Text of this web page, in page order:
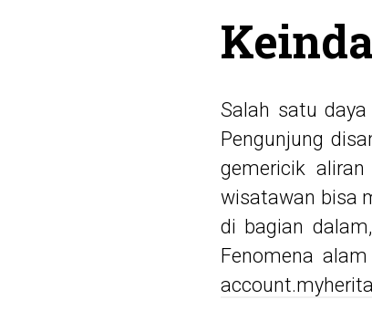
Salah satu
Pengunjung
gemericik
wisatawan bisa
di bagian
Fenomena